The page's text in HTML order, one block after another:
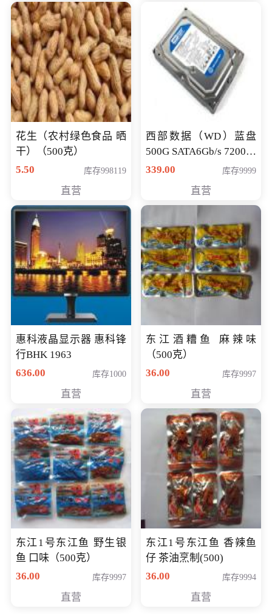
花生（农村绿色食品 晒
干）（500克）
5.50
库存998119
直营
西部数据（WD）蓝盘
500G SATA6Gb/s 7200转
16M 台式机硬盘
339.00 库存9999
直营
惠科液晶显示器 惠科锋
行BHK 1963
636.00
库存1000
直营
东江酒糟鱼 麻辣味
（500克）
36.00
库存9997
直营
东江1号东江鱼 野生银
鱼 口味（500克）
36.00
库存9997
直营
东江1号东江鱼 香辣鱼
仔 茶油烹制(500)
36.00
库存9994
直营